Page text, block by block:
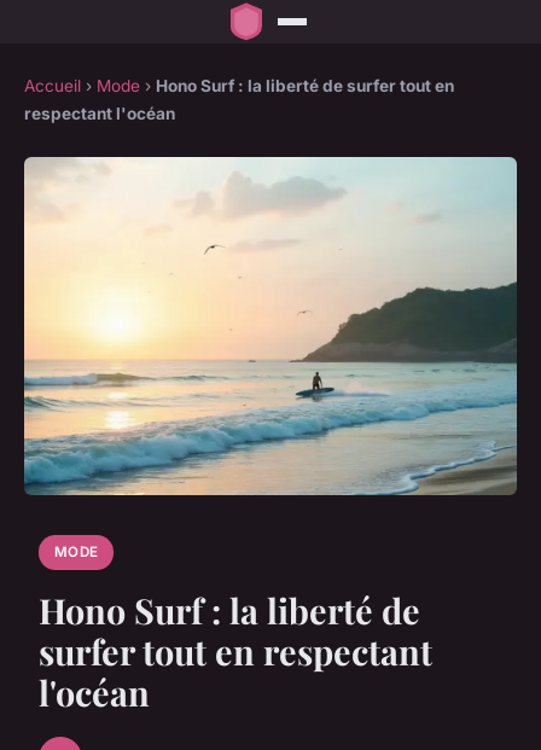
Accueil › Mode › Hono Surf : la liberté de surfer tout en
respectant l'océan
MODE
Hono Surf : la liberté de
surfer tout en respectant
l'océan